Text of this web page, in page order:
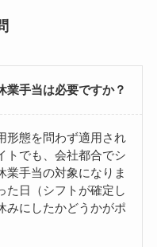
業手当は必要ですか？
形態を問わず適用され
トでも、会社都合でシ
業手当の対象になりま
た日（シフトが確定し
みにしたかどうかがポ